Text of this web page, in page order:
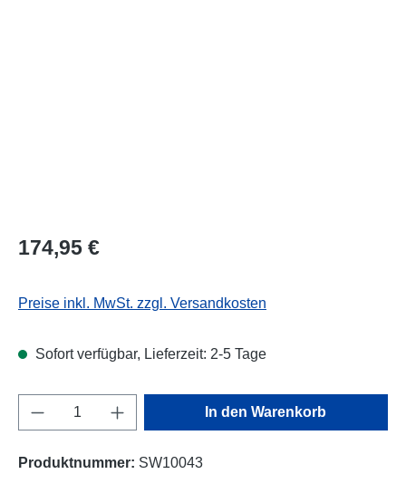
174,95 €
Preise inkl. MwSt. zzgl. Versandkosten
Sofort verfügbar, Lieferzeit: 2-5 Tage
Produkt Anzahl: Gib den gewünschten
In den Warenkorb
Produktnummer: SW10043